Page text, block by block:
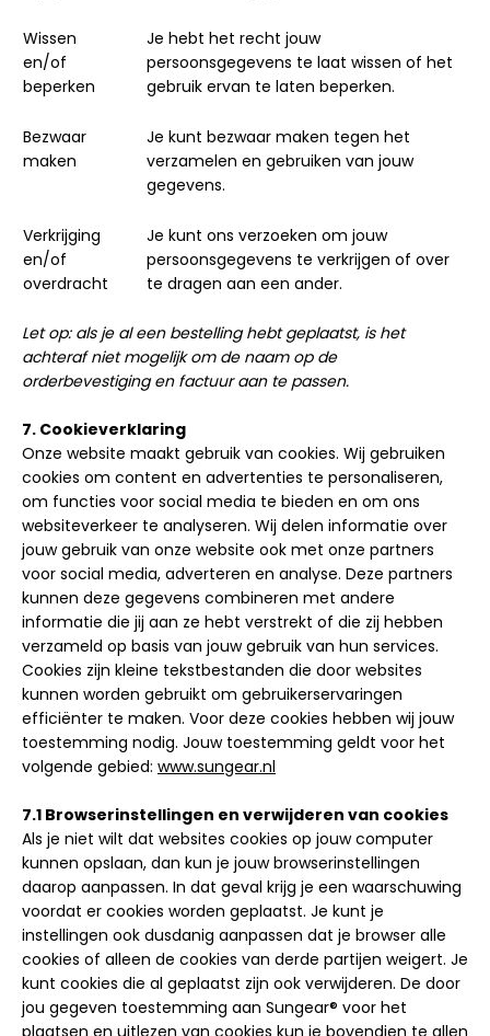
Wissen
en/of
beperken
Je hebt het recht jouw
persoonsgegevens te laat wissen of het
gebruik ervan te laten beperken.
Bezwaar
maken
Je kunt bezwaar maken tegen het
verzamelen en gebruiken van jouw
gegevens.
Verkrijging
en/of
overdracht
Je kunt ons verzoeken om jouw
persoonsgegevens te verkrijgen of over
te dragen aan een ander.
Let op: als je al een bestelling hebt geplaatst, is het
achteraf niet mogelijk om de naam op de
orderbevestiging en factuur aan te passen.
7. Cookieverklaring
Onze website maakt gebruik van cookies. Wij gebruiken
cookies om content en advertenties te personaliseren,
om functies voor social media te bieden en om ons
websiteverkeer te analyseren. Wij delen informatie over
jouw gebruik van onze website ook met onze partners
voor social media, adverteren en analyse. Deze partners
kunnen deze gegevens combineren met andere
informatie die jij aan ze hebt verstrekt of die zij hebben
verzameld op basis van jouw gebruik van hun services.
Cookies zijn kleine tekstbestanden die door websites
kunnen worden gebruikt om gebruikerservaringen
efficiënter te maken. Voor deze cookies hebben wij jouw
toestemming nodig. Jouw toestemming geldt voor het
volgende gebied: www.sungear.nl
7.1 Browserinstellingen en verwijderen van cookies
Als je niet wilt dat websites cookies op jouw computer
kunnen opslaan, dan kun je jouw browserinstellingen
daarop aanpassen. In dat geval krijg je een waarschuwing
voordat er cookies worden geplaatst. Je kunt je
instellingen ook dusdanig aanpassen dat je browser alle
cookies of alleen de cookies van derde partijen weigert. Je
kunt cookies die al geplaatst zijn ook verwijderen. De door
jou gegeven toestemming aan Sungear® voor het
plaatsen en uitlezen van cookies kun je bovendien te allen